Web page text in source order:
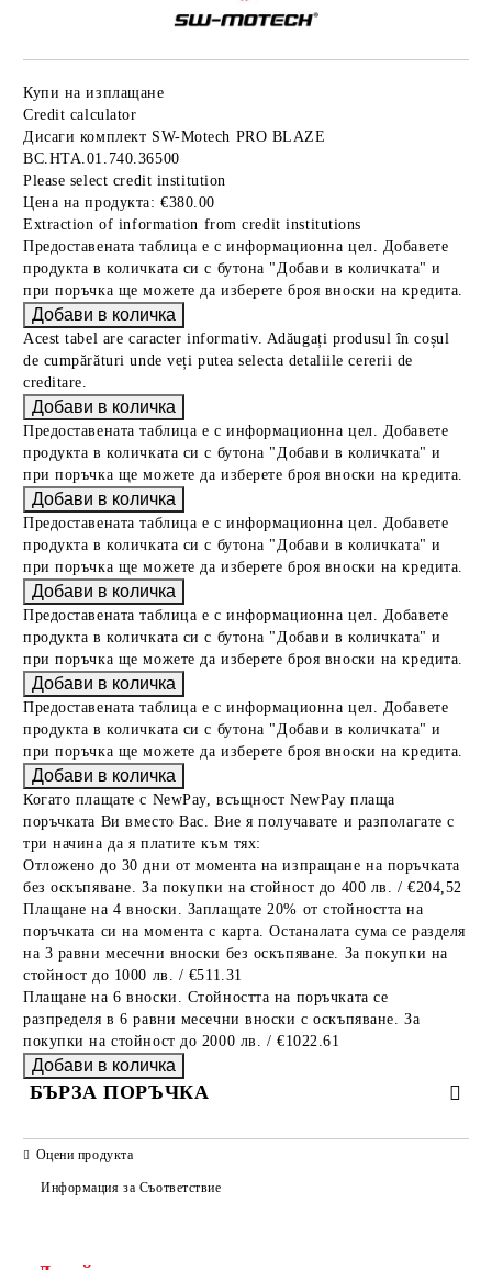
Купи на изплащане
Credit calculator
Дисаги комплект SW-Motech PRO BLAZE
BC.HTA.01.740.36500
Please select credit institution
Цена на продукта: €380.00
Extraction of information from credit institutions
Предоставената таблица е с информационна цел. Добавете
продукта в количката си с бутона "Добави в количката" и
при поръчка ще можете да изберете броя вноски на кредита.
Acest tabel are caracter informativ. Adăugați produsul în coșul
de cumpărături unde veți putea selecta detaliile cererii de
creditare.
Предоставената таблица е с информационна цел. Добавете
продукта в количката си с бутона "Добави в количката" и
при поръчка ще можете да изберете броя вноски на кредита.
Предоставената таблица е с информационна цел. Добавете
продукта в количката си с бутона "Добави в количката" и
при поръчка ще можете да изберете броя вноски на кредита.
Предоставената таблица е с информационна цел. Добавете
продукта в количката си с бутона "Добави в количката" и
при поръчка ще можете да изберете броя вноски на кредита.
Предоставената таблица е с информационна цел. Добавете
продукта в количката си с бутона "Добави в количката" и
при поръчка ще можете да изберете броя вноски на кредита.
Когато плащате с NewPay, всъщност NewPay плаща
поръчката Ви вместо Вас. Вие я получавате и разполагате с
три начина да я платите към тях:
Отложено до 30 дни от момента на изпращане на поръчката
без оскъпяване. За покупки на стойност до 400 лв. / €204,52
Плащане на 4 вноски. Заплащате 20% от стойността на
поръчката си на момента с карта. Останалата сума се разделя
на 3 равни месечни вноски без оскъпяване. За покупки на
стойност до 1000 лв. / €511.31
Плащане на 6 вноски. Стойността на поръчката се
разпределя в 6 равни месечни вноски с оскъпяване. За
покупки на стойност до 2000 лв. / €1022.61
БЪРЗА ПОРЪЧКА
Съгласен съм с
Оцени продукта
Информация за Съответствие